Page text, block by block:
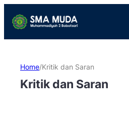
Home/Kritik dan Saran
Kritik dan Saran